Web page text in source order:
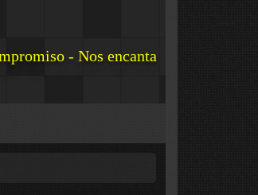
- Nos encanta